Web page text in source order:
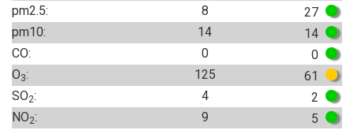
pm2.5:
8
27
pm10:
14
14
CO:
0
0
O3: 125
61
SO2: 4
2
NO2: 9 5